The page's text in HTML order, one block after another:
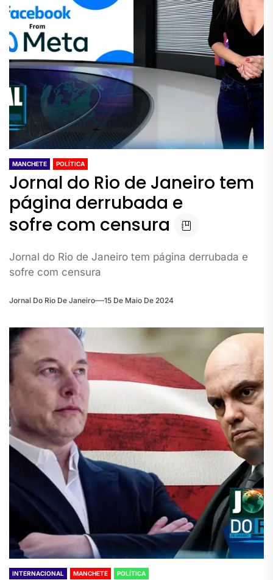
MANCHETE POLÍTICA
Jornal do Rio de Janeiro tem
página derrubada e
sofre com censura
Jornal do Rio de Janeiro tem página derrubada e
sofre com censura
Jornal Do Rio De Janeiro 15 De Maio De 2024
INTERNACIONAL MANCHETE POLÍTICA